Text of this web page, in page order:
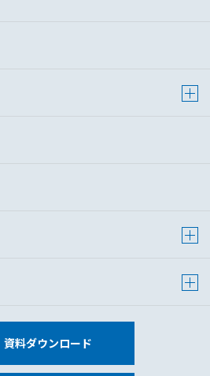
Show
Show
Show
資料ダウンロード